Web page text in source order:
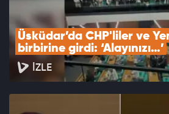
Üsküdar’da CHP'liler ve
birbirine girdi: ‘Alayınızı…’
İZLE